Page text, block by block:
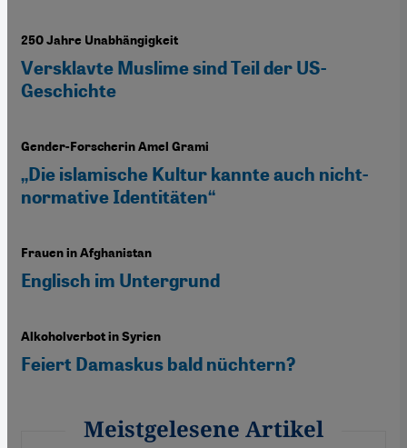
250 Jahre Unabhängigkeit
Versklavte Muslime sind Teil der US-
Geschichte
Gender-Forscherin Amel Grami
„Die islamische Kultur kannte auch nicht-
normative Identitäten“
Frauen in Afghanistan
Englisch im Untergrund
Alkoholverbot in Syrien
Feiert Damaskus bald nüchtern?
Meistgelesene Artikel